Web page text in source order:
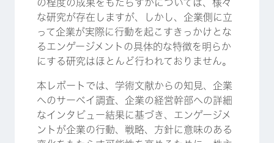
な研究が存在しますが、しかし、企業側に立
って企業が実際に行動を起こすきっかけとな
るエンゲージメントの具体的な特徴を明らか
にする研究はほとんど行われておりません。
本レポートでは、学術文献からの知見、企業
へのサーベイ調査、企業の経営幹部への詳細
なインタビュー結果に基づき、エンゲージメ
ントが企業の行動、戦略、方針に意味のある